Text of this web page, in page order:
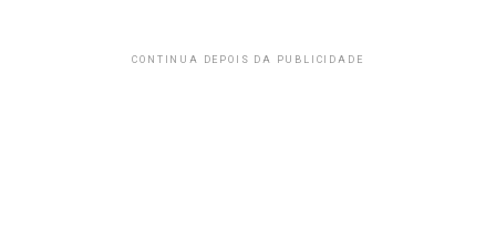
CONTINUA DEPOIS DA PUBLICIDADE